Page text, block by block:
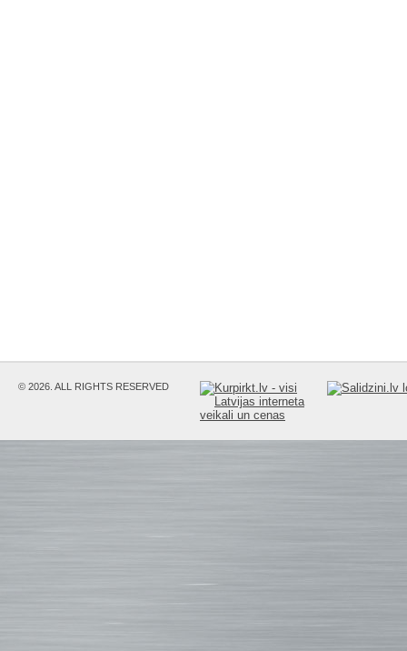
© 2026. ALL RIGHTS RESERVED